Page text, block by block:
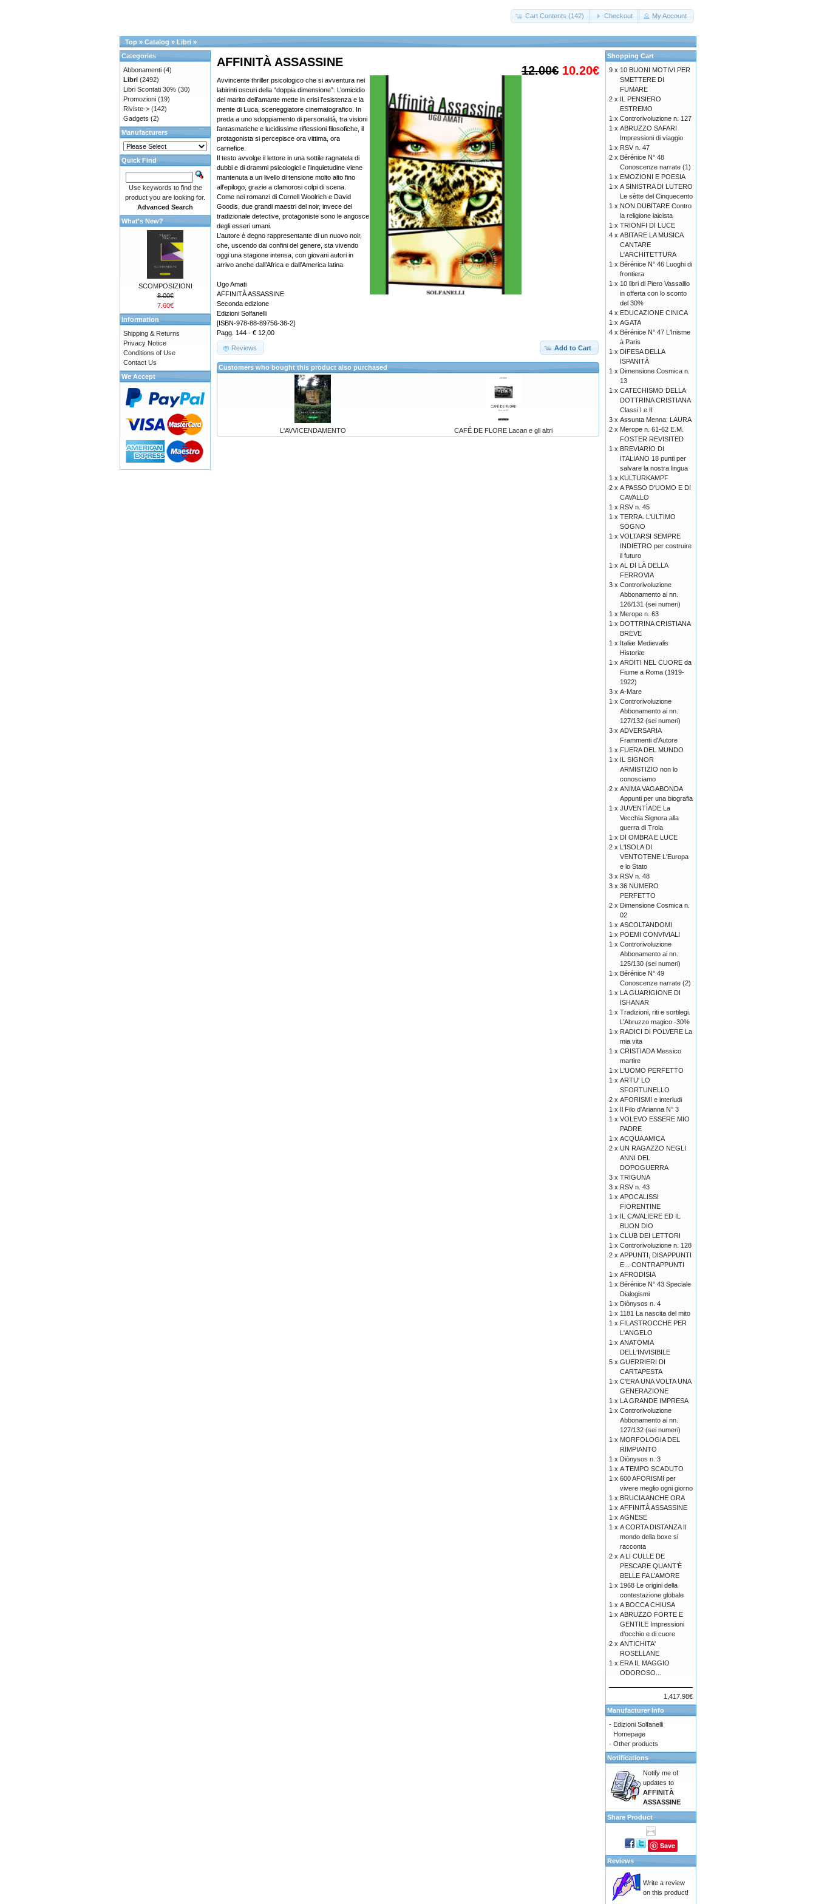
Cart Contents (142) Checkout My Account
Top » Catalog » Libri »
12.00€ 10.20€
AFFINITÀ ASSASSINE
Avvincente thriller psicologico che si avventura nei
labirinti oscuri della “doppia dimensione”. L’omicidio
del marito dell’amante mette in crisi l’esistenza e la
mente di Luca, sceneggiatore cinematografico. In
preda a uno sdoppiamento di personalità, tra visioni
fantasmatiche e lucidissime riflessioni filosofiche, il
protagonista si percepisce ora vittima, ora
carnefice.
Il testo avvolge il lettore in una sottile ragnatela di
dubbi e di drammi psicologici e l’inquietudine viene
mantenuta a un livello di tensione molto alto fino
all’epilogo, grazie a clamorosi colpi di scena.
Come nei romanzi di Cornell Woolrich e David
Goodis, due grandi maestri del noir, invece del
tradizionale detective, protagoniste sono le angosce
degli esseri umani.
L’autore è degno rappresentante di un nuovo noir,
che, uscendo dai confini del genere, sta vivendo
oggi una stagione intensa, con giovani autori in
arrivo anche dall’Africa e dall’America latina.
Ugo Amati
AFFINITÀ ASSASSINE
Seconda edizione
Edizioni Solfanelli
[ISBN-978-88-89756-36-2]
Pagg. 144 - € 12,00
Add to Cart
Reviews
Customers who bought this product also purchased
L'AVVICENDAMENTO CAFÉ DE FLORE Lacan e gli altri
Categories
Abbonamenti (4)
Libri (2492)
Libri Scontati 30% (30)
Promozioni (19)
Riviste-> (142)
Gadgets (2)
Manufacturers
Quick Find
Use keywords to find the
product you are looking for.
Advanced Search
What's New?
SCOMPOSIZIONI
8.00€
7.60€
Information
Shipping & Returns
Privacy Notice
Conditions of Use
Contact Us
We Accept
Shopping Cart
9 x 10 BUONI MOTIVI PER
SMETTERE DI
FUMARE
2 x IL PENSIERO
ESTREMO
1 x Controrivoluzione n. 127
1 x ABRUZZO SAFARI
Impressioni di viaggio
1 x RSV n. 47
2 x Bérénice N° 48
Conoscenze narrate (1)
1 x EMOZIONI E POESIA
1 x A SINISTRA DI LUTERO
Le sètte del Cinquecento
1 x NON DUBITARE Contro
la religione laicista
1 x TRIONFI DI LUCE
4 x ABITARE LA MUSICA
CANTARE
L'ARCHITETTURA
1 x Bérénice N° 46 Luoghi di
frontiera
1 x 10 libri di Piero Vassalllo
in offerta con lo sconto
del 30%
4 x EDUCAZIONE CINICA
1 x AGATA
4 x Bérénice N° 47 L'Inisme
à Paris
1 x DIFESA DELLA
ISPANITÀ
1 x Dimensione Cosmica n.
13
1 x CATECHISMO DELLA
DOTTRINA CRISTIANA
Classi I e II
3 x Assunta Menna: LAURA
2 x Merope n. 61-62 E.M.
FOSTER REVISITED
1 x BREVIARIO DI
ITALIANO 18 punti per
salvare la nostra lingua
1 x KULTURKAMPF
2 x A PASSO D'UOMO E DI
CAVALLO
1 x RSV n. 45
1 x TERRA. L'ULTIMO
SOGNO
1 x VOLTARSI SEMPRE
INDIETRO per costruire
il futuro
1 x AL DI LÀ DELLA
FERROVIA
3 x Controrivoluzione
Abbonamento ai nn.
126/131 (sei numeri)
1 x Merope n. 63
1 x DOTTRINA CRISTIANA
BREVE
1 x Italiæ Medievalis
Historiæ
1 x ARDITI NEL CUORE da
Fiume a Roma (1919-
1922)
3 x A-Mare
1 x Controrivoluzione
Abbonamento ai nn.
127/132 (sei numeri)
3 x ADVERSARIA
Frammenti d'Autore
1 x FUERA DEL MUNDO
1 x IL SIGNOR
ARMISTIZIO non lo
conosciamo
2 x ANIMA VAGABONDA
Appunti per una biografia
1 x JUVENTÌADE La
Vecchia Signora alla
guerra di Troia
1 x DI OMBRA E LUCE
2 x L'ISOLA DI
VENTOTENE L'Europa
e lo Stato
3 x RSV n. 48
3 x 36 NUMERO
PERFETTO
2 x Dimensione Cosmica n.
02
1 x ASCOLTANDOMI
1 x POEMI CONVIVIALI
1 x Controrivoluzione
Abbonamento ai nn.
125/130 (sei numeri)
1 x Bérénice N° 49
Conoscenze narrate (2)
1 x LA GUARIGIONE DI
ISHANAR
1 x Tradizioni, riti e sortilegi.
L’Abruzzo magico -30%
1 x RADICI DI POLVERE La
mia vita
1 x CRISTIADA Messico
martire
1 x L'UOMO PERFETTO
1 x ARTU' LO
SFORTUNELLO
2 x AFORISMI e interludi
1 x Il Filo d'Arianna N° 3
1 x VOLEVO ESSERE MIO
PADRE
1 x ACQUA AMICA
2 x UN RAGAZZO NEGLI
ANNI DEL
DOPOGUERRA
3 x TRIGUNA
3 x RSV n. 43
1 x APOCALISSI
FIORENTINE
1 x IL CAVALIERE ED IL
BUON DIO
1 x CLUB DEI LETTORI
1 x Controrivoluzione n. 128
2 x APPUNTI, DISAPPUNTI
E... CONTRAPPUNTI
1 x AFRODISIA
1 x Bérénice N° 43 Speciale
Dialogismi
1 x Diònysos n. 4
1 x 1181 La nascita del mito
1 x FILASTROCCHE PER
L'ANGELO
1 x ANATOMIA
DELL'INVISIBILE
5 x GUERRIERI DI
CARTAPESTA
1 x C'ERA UNA VOLTA UNA
GENERAZIONE
1 x LA GRANDE IMPRESA
1 x Controrivoluzione
Abbonamento ai nn.
127/132 (sei numeri)
1 x MORFOLOGIA DEL
RIMPIANTO
1 x Diònysos n. 3
1 x A TEMPO SCADUTO
1 x 600 AFORISMI per
vivere meglio ogni giorno
1 x BRUCIA ANCHE ORA
1 x AFFINITÀ ASSASSINE
1 x AGNESE
1 x A CORTA DISTANZA Il
mondo della boxe si
racconta
2 x A LI CULLE DE
PESCARE QUANT’È
BELLE FA L’AMORE
1 x 1968 Le origini della
contestazione globale
1 x A BOCCA CHIUSA
1 x ABRUZZO FORTE E
GENTILE Impressioni
d’occhio e di cuore
2 x ANTICHITA'
ROSELLANE
1 x ERA IL MAGGIO
ODOROSO...
1,417.98€
Manufacturer Info
- Edizioni Solfanelli
Homepage
- Other products
Notifications
Notify me of
updates to
AFFINITÀ
ASSASSINE
Share Product
Save
Reviews
Write a review
on this product!